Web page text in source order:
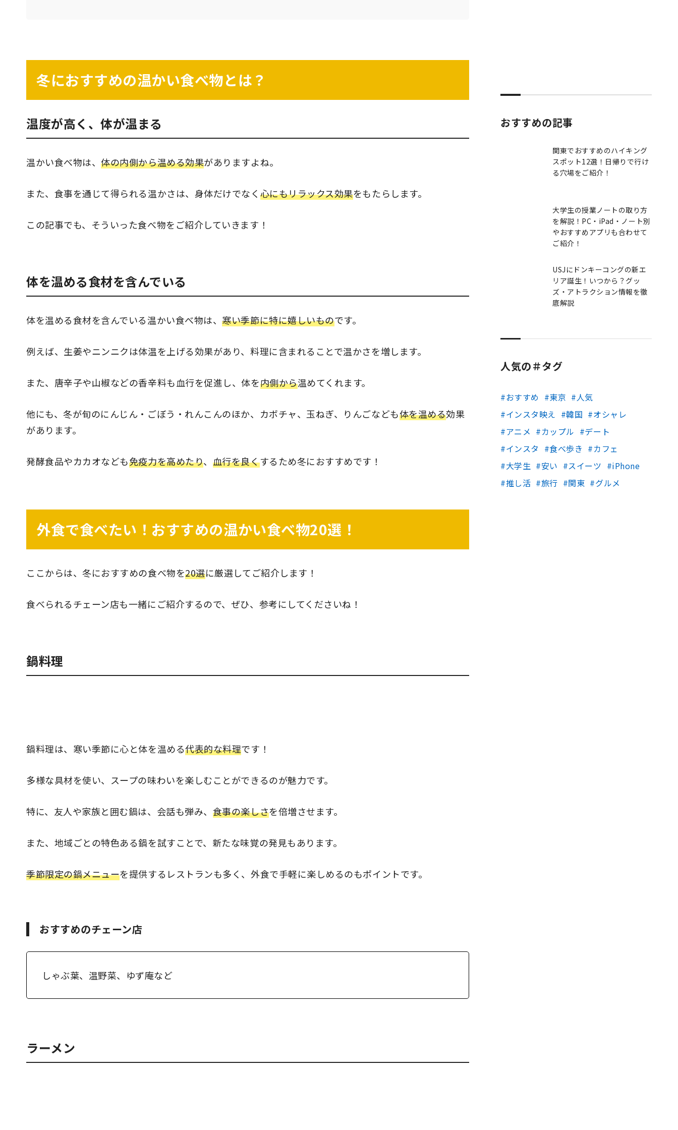
冬におすすめの温かい食べ物とは？
温度が高く、体が温まる
温かい食べ物は、体の内側から温める効果がありますよね。
また、食事を通じて得られる温かさは、身体だけでなく 心にもリラックス効果をもたらします。
この記事でも、そういった食べ物をご紹介していきます！
体を温める食材を含んでいる
体を温める食材を含んでいる温かい食べ物は、寒い季節に特に嬉しいものです。
例えば、生姜やニンニクは体温を上げる効果があり、料理に含まれることで温かさを増します。
また、唐辛子や山椒などの香辛料も血行を促進し、体を内側から温めてくれます。
他にも、冬が旬のにんじん・ごぼう・れんこんのほか、カボチャ、玉ねぎ、りんごなども体を温める効果
があります。
発酵食品やカカオなども免疫力を高めたり、 血行を良くするため冬におすすめです！
外食で食べたい！おすすめの温かい食べ物20選！
ここからは、冬におすすめの食べ物を20選に厳選してご紹介します！
食べられるチェーン店も一緒にご紹介するので、ぜひ、参考にしてくださいね！
鍋料理
鍋料理は、寒い季節に心と体を温める代表的な料理です！
多様な具材を使い、スープの味わいを楽しむことができるのが魅力です。
特に、友人や家族と囲む鍋は、会話も弾み、 食事の楽しさを倍増させます。
また、地域ごとの特色ある鍋を試すことで、新たな味覚の発見もあります。
季節限定の鍋メニューを提供するレストランも多く、外食で手軽に楽しめるのもポイントです。
おすすめのチェーン店
しゃぶ葉、温野菜、ゆず庵など
ラーメン
おすすめの記事
関東でおすすめのハイキング
スポット12選！日帰りで行け
る穴場をご紹介！
大学生の授業ノートの取り方
を解説！PC・iPad・ノート別
やおすすめアプリも合わせて
ご紹介！
USJにドンキーコングの新エ
リア誕生！いつから？グッ
ズ・アトラクション情報を徹
底解説
人気の＃タグ
おすすめ 東京
人気
インスタ映え
韓国
オシャレ
アニメ
カップル
デート
インスタ
食べ歩き
カフェ
大学生
安い スイーツ
iPhone
推し活
旅行 関東 グルメ